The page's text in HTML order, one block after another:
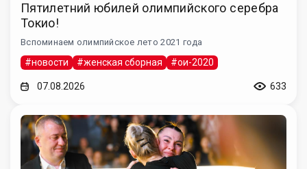
Пятилетний юбилей олимпийского серебра
Токио!
Вспоминаем олимпийское лето 2021 года
#новости #женская сборная #ои-2020
07.08.2026 633